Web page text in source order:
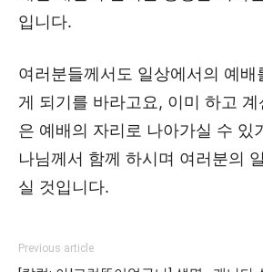
입니다.
여러분들께서도 일상에서의 예배
게 되기를 바라고요, 이미 하고
은 예배의 자리로 나아가실 수 있
나님께서 함께 하시며 여러분의
실 것입니다.
Previous article